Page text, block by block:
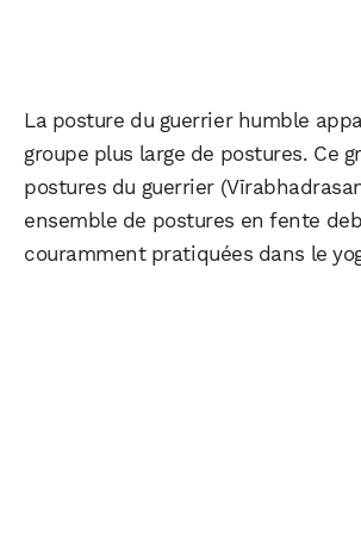
La posture du guerrier humble
groupe plus large de postures. Ce
postures du guerrier
ensemble de postures en fente
couramment pratiquées dans le